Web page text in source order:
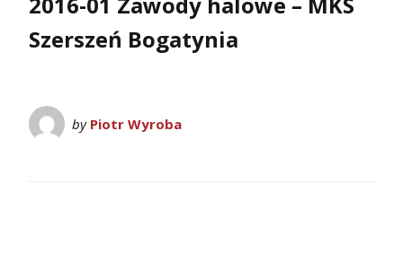
Szerszeń Bogatynia
by Piotr Wyroba